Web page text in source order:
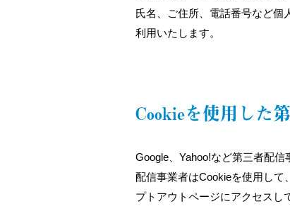
氏名、ご住所、電話番号など個
利用いたします。
Cookieを使用した
Google、Yahoo!など第三者配
配信事業者はCookieを使用して
プトアウトページにアクセスし